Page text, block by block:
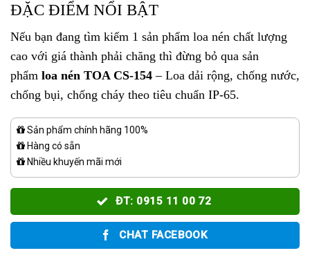
ĐẶC ĐIỂM NỔI BẬT
Nếu bạn đang tìm kiếm 1 sản phẩm loa nén chất lượng
cao với giá thành phải chăng thì đừng bỏ qua sản
phẩm loa nén TOA CS-154 – Loa dải rộng, chống nước,
chống bụi, chống cháy theo tiêu chuẩn IP-65.
Sản phẩm chính hãng 100%
Hàng có sẵn
Nhiều khuyến mãi mới
ĐT: 0915 11 00 72
CHAT FACEBOOK